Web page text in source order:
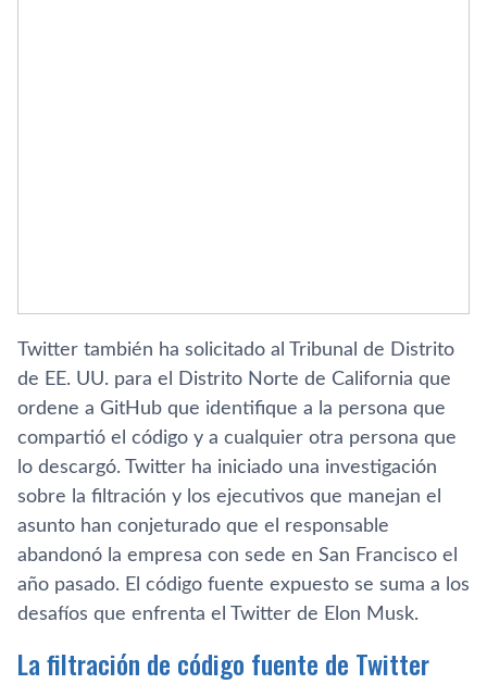
Twitter también ha solicitado al Tribunal de Distrito
de EE. UU. para el Distrito Norte de California que
ordene a GitHub que identifique a la persona que
compartió el código y a cualquier otra persona que
lo descargó. Twitter ha iniciado una investigación
sobre la filtración y los ejecutivos que manejan el
asunto han conjeturado que el responsable
abandonó la empresa con sede en San Francisco el
año pasado. El código fuente expuesto se suma a los
desafíos que enfrenta el Twitter de Elon Musk.
La filtración de código fuente de Twitter